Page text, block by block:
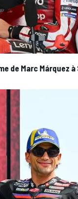
de Marc Márquez